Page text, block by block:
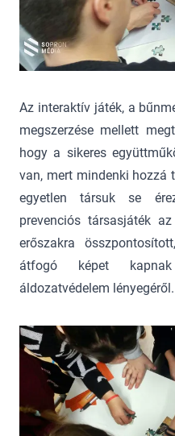
Az interaktív játék, a
megszerzése mellett
hogy a sikeres
van, mert mindenki hozzá
egyetlen társuk se
prevenciós társasjáték
erőszakra
átfogó képet
áldozatvédelem lényegéről.